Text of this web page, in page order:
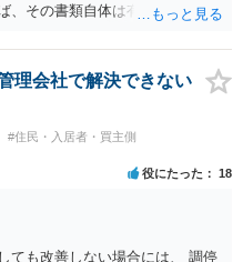
、その書類自体は有効となりま
で、その文書の内容が法的効果
、ご相談者は内容証明郵便によ
けているわけですが、請求者
的には何らの効果のないただの
いかと思われますが、相手がエ
こちらから警察に対応をお願
書士が報酬を得る目的で今回の
非弁行為（弁護士法違反）とさ
またまその行政書士である場合
理会社で解決できない
#住民・入居者・買主側
役にたった 18
ても改善しない場合には、 調停